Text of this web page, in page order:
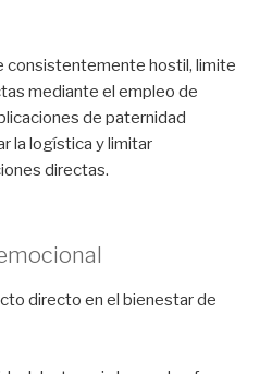
consistentemente hostil, limite
mediante el empleo de
de paternidad
la logística y limitar
directas.
directo en el bienestar de